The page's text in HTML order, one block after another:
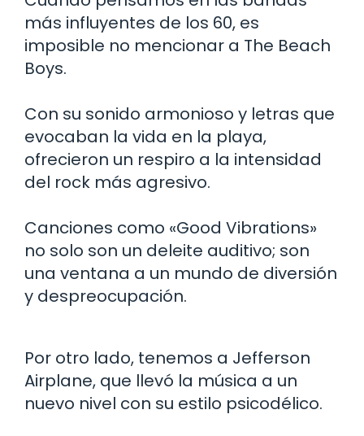
más influyentes de los 60, es
imposible no mencionar a The Beach
Boys.
Con su sonido armonioso y letras que
evocaban la vida en la playa,
ofrecieron un respiro a la intensidad
del rock más agresivo.
Canciones como «Good Vibrations»
no solo son un deleite auditivo; son
una ventana a un mundo de diversión
y despreocupación.
Por otro lado, tenemos a Jefferson
Airplane, que llevó la música a un
nuevo nivel con su estilo psicodélico.